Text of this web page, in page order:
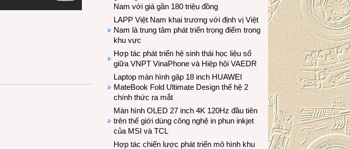
Nam với giá gần 180 triệu đồng
LAPP Việt Nam khai trương với định vị Việt
Nam là trung tâm phát triển trọng điểm trong
khu vực
Hợp tác phát triển hệ sinh thái học liệu số
giữa VNPT VinaPhone và Hiệp hội VAEDR
Laptop màn hình gập 18 inch HUAWEI
MateBook Fold Ultimate Design thế hệ 2
chính thức ra mắt
Màn hình OLED 27 inch 4K 120Hz đầu tiên
trên thế giới dùng công nghệ in phun inkjet
của MSI và TCL
Hợp tác chiến lược phát triển mô hình khu